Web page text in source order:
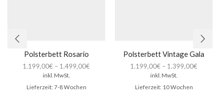
Polsterbett Rosario
1.199,00€ – 1.499,00€
inkl. MwSt.
Lieferzeit: 7-8 Wochen
Polsterbett Vintage Gala
1.199,00€ – 1.399,00€
inkl. MwSt.
Lieferzeit: 10 Wochen